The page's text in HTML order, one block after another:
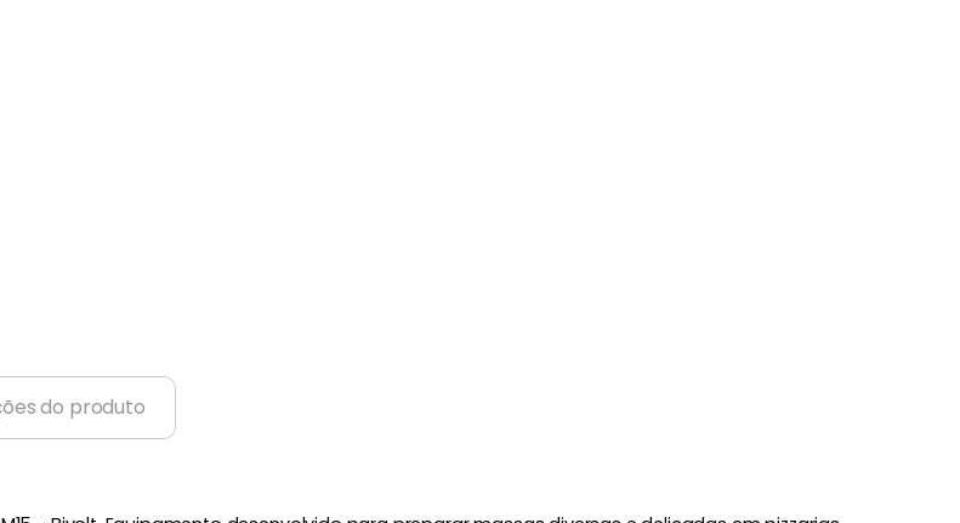
do produto